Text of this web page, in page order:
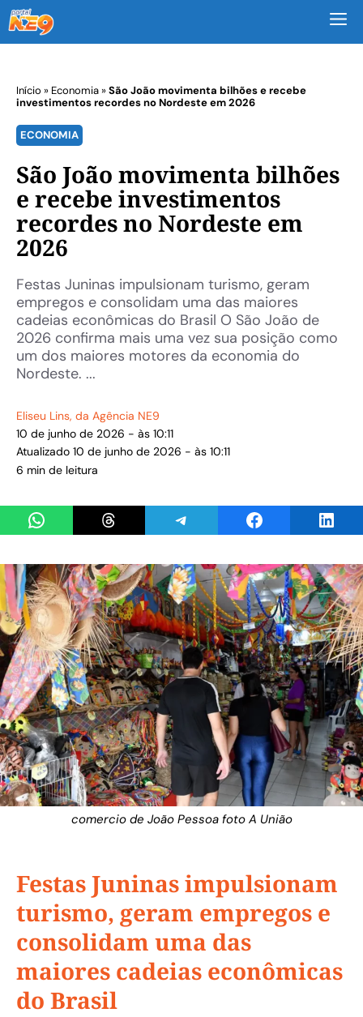
Início » Economia»São João movimenta bilhões e recebe
investimentos recordes no Nordeste em 2026
ECONOMIA
São João movimenta bilhões
e recebe investimentos
recordes no Nordeste em
2026
Festas Juninas impulsionam turismo, geram
empregos e consolidam uma das maiores
cadeias econômicas do Brasil O São João de
2026 confirma mais uma vez sua posição como
um dos maiores motores da economia do
Nordeste. ...
Eliseu Lins, da Agência NE9
10 de junho de 2026 - às 10:11
Atualizado 10 de junho de 2026 - às 10:11
6 min de leitura
Share on WhatsAppShare on ThreadsShare on TelegramShare on Facebook
comercio de João Pessoa foto A União
Festas Juninas impulsionam
turismo, geram empregos e
consolidam uma das
maiores cadeias econômicas
do Brasil